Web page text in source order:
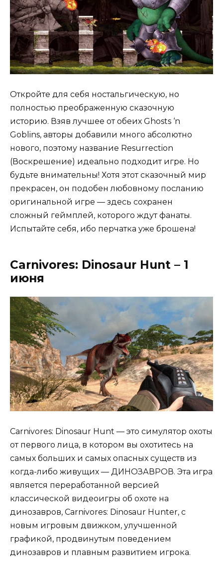
Откройте для себя ностальгическую, но
полностью преображенную сказочную
историю. Взяв лучшее от обеих Ghosts ‘n
Goblins, авторы добавили много абсолютно
нового, поэтому название Resurrection
(Воскрешение) идеально подходит игре. Но
будьте внимательны! Хотя этот сказочный мир
прекрасен, он подобен любовному посланию
оригинальной игре –– здесь сохранен
сложный геймплей, которого ждут фанаты.
Испытайте себя, ибо перчатка уже брошена!
Carnivores: Dinosaur Hunt – 1
июня
Carnivores: Dinosaur Hunt — это симулятор охоты
от первого лица, в котором вы охотитесь на
самых больших и самых опасных существ из
когда-либо живущих — ДИНОЗАВРОВ. Эта игра
является переработанной версией
классической видеоигры об охоте на
динозавров, Carnivores: Dinosaur Hunter, с
новым игровым движком, улучшенной
графикой, продвинутым поведением
динозавров и плавным развитием игрока.